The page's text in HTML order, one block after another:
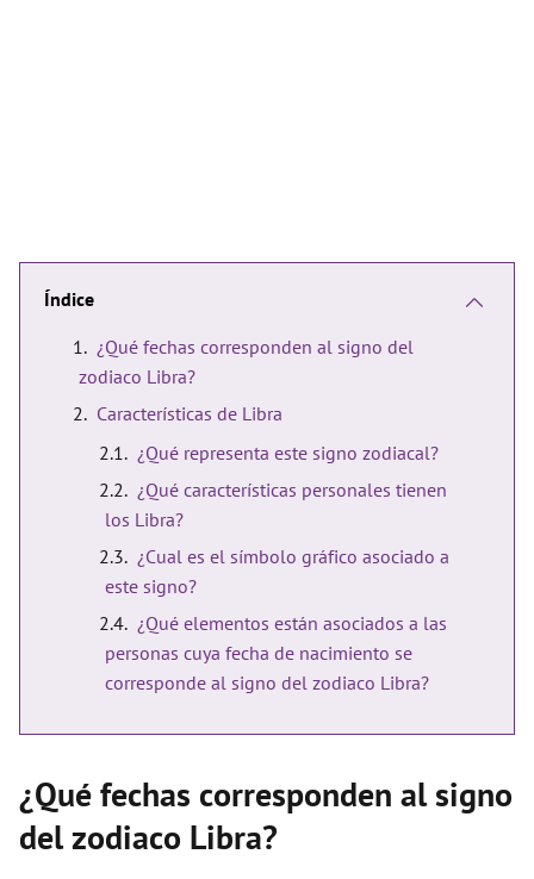
Índice
¿Qué fechas corresponden al signo del
zodiaco Libra?
Características de Libra
¿Qué representa este signo zodiacal?
¿Qué características personales tienen
los Libra?
¿Cual es el símbolo gráfico asociado a
este signo?
¿Qué elementos están asociados a las
personas cuya fecha de nacimiento se
corresponde al signo del zodiaco Libra?
¿Qué fechas corresponden al signo
del zodiaco Libra?